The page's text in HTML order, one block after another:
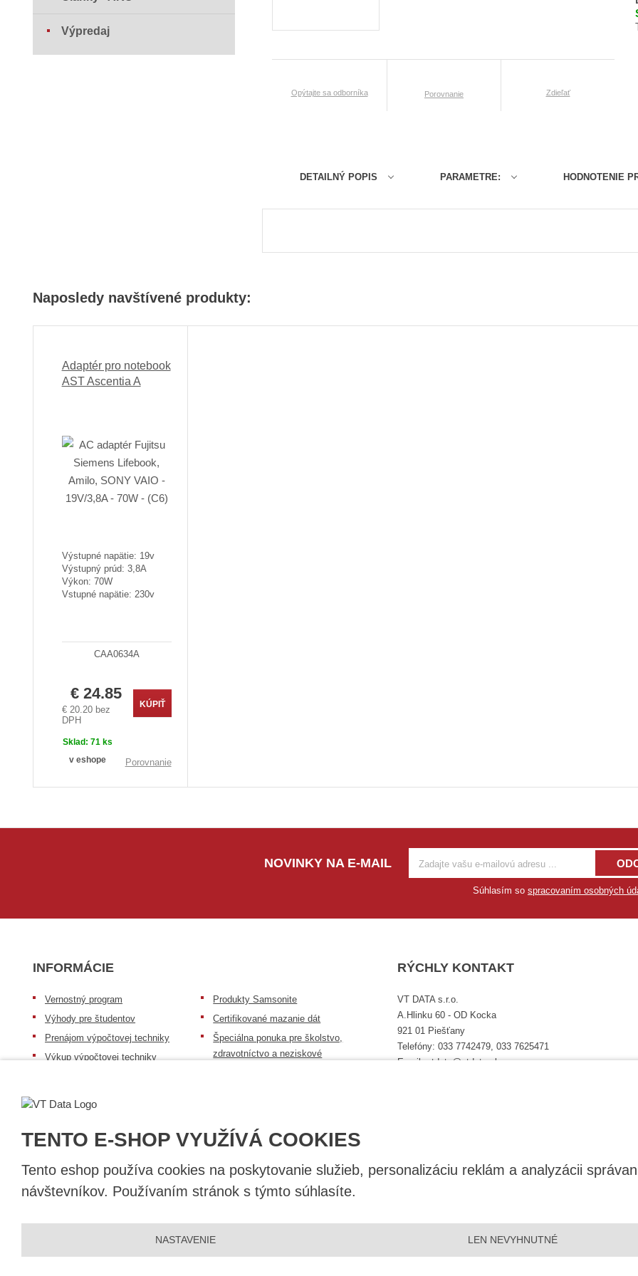
TENTO E-SHOP VYUŽÍVÁ COOKIES
Tento eshop používa cookies na poskytovanie služieb, personalizáciu reklám a analyzácii
návštevníkov. Používaním stránok s týmto súhlasíte.
NASTAVENIE LEN NEVYHNUTNÉ
Opýtajte sa odborníka Porovnanie Zdieľať
DETAILNÝ POPIS PARAMETRE: HODNOTENIE
Výpredaj
Naposledy navštívené produkty:
Adaptér pro notebook
AST Ascentia A
Výstupné napätie: 19v
Výstupný prúd: 3,8A
Výkon: 70W
Vstupné napätie: 230v
CAA0634A
€ 24.85
€ 20.20 bez
DPH
KÚPIŤ
Sklad: 71 ks
v eshope
Porovnanie
NOVINKY NA E-MAIL
Súhlasím so spracovaním osobných
INFORMÁCIE
Vernostný program
Výhody pre študentov
Prenájom výpočtovej techniky
Výkup výpočtovej techniky
Produkty Samsonite
Certifikované mazanie dát
Špeciálna ponuka pre školstvo,
zdravotníctvo a neziskové
Všeobecné informácie
RÝCHLY KONTAKT
VT DATA s.r.o.
A.Hlinku 60 - OD Kocka
921 01 Piešťany
Telefóny: 033 7742479, 033 7625471
Email: vtdata@vtdata.sk